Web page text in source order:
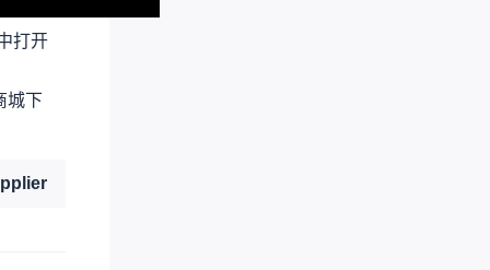
打开
城下